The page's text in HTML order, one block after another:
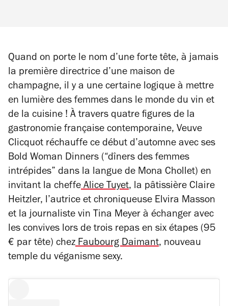
Quand on porte le nom d’une forte tête, à jamais
la première directrice d’une maison de
champagne, il y a une certaine logique à mettre
en lumière des femmes dans le monde du vin et
de la cuisine ! À travers quatre figures de la
gastronomie française contemporaine, Veuve
Clicquot réchauffe ce début d’automne avec ses
Bold Woman Dinners (“dîners des femmes
intrépides” dans la langue de Mona Chollet) en
invitant la cheffe Alice Tuyet, la pâtissière Claire
Heitzler, l’autrice et chroniqueuse Elvira Masson
et la journaliste vin Tina Meyer à échanger avec
les convives lors de trois repas en six étapes (95
€ par tête) chez Faubourg Daimant, nouveau
temple du véganisme sexy.